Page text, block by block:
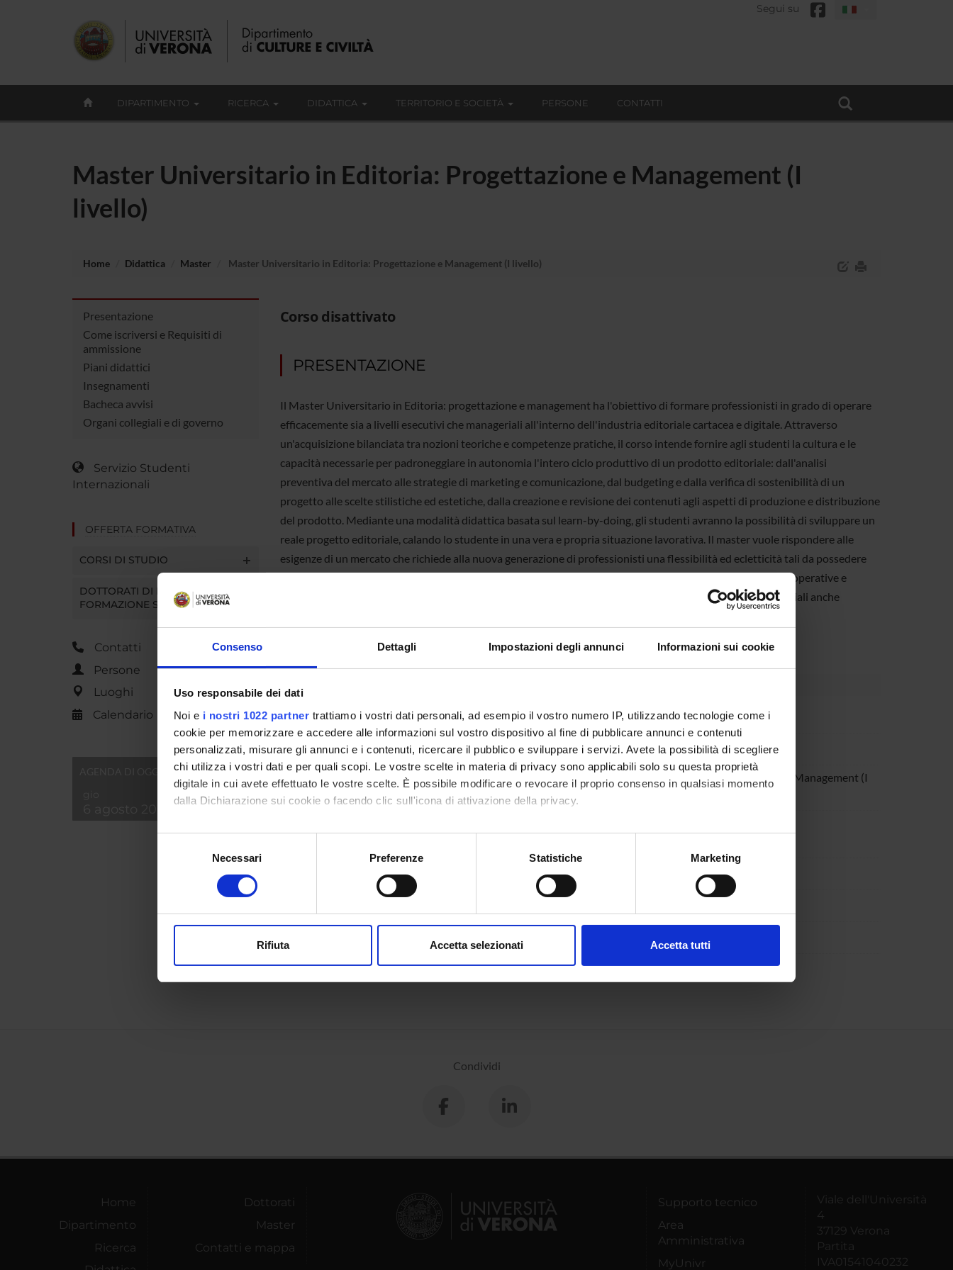
Consenso Dettagli Impostazioni degli annunci Informazioni sui cookie
Uso responsabile dei dati
Noi e i nostri 1022 partner trattiamo i vostri dati personali, ad esempio il vostro numero IP, utilizzando tecnologie come i
cookie per memorizzare e accedere alle informazioni sul vostro dispositivo al fine di pubblicare annunci e contenuti
personalizzati, misurare gli annunci e i contenuti, ricercare il pubblico e sviluppare i servizi. Avete la possibilità di scegliere
chi utilizza i vostri dati e per quali scopi. Le vostre scelte in materia di privacy sono applicabili solo su questa proprietà
digitale in cui avete effettuato le vostre scelte. È possibile modificare o revocare il proprio consenso in qualsiasi momento
dalla Dichiarazione sui cookie o facendo clic sull'icona di attivazione della privacy.
Con il tuo consenso, vorremmo anche:
raccogliere informazioni sulla tua posizione geografica, con un'approssimazione di qualche metro,
digitali).
modificare o ritirare il tuo consenso in qualsiasi momento dalla Dichiarazione sui cookie.
Necessari Preferenze Statistiche Marketing
Rifiuta Accetta selezionati Accetta tutti
Segui su
DIPARTIMENTO RICERCA DIDATTICA TERRITORIO E SOCIETÀ PERSONE CONTATTI
Master Universitario in Editoria: Progettazione e Management (I
livello)
Home Didattica Master Master Universitario in Editoria: Progettazione e Management (I livello)
Presentazione
Come iscriversi e Requisiti di
ammissione
Piani didattici
Insegnamenti
Bacheca avvisi
Organi collegiali e di governo
Servizio Studenti
Internazionali
OFFERTA FORMATIVA
CORSI DI STUDIO
DOTTORATI DI RICERCA E
FORMAZIONE SUPERIORE
Contatti
Persone
Luoghi
Calendario
Corso disattivato
PRESENTAZIONE
Il Master Universitario in Editoria: progettazione e management ha l'obiettivo di formare professionisti in grado di operare
efficacemente sia a livelli esecutivi che manageriali all'interno dell'industria editoriale cartacea e digitale. Attraverso
un'acquisizione bilanciata tra nozioni teoriche e competenze pratiche, il corso intende fornire agli studenti la cultura e le
capacità necessarie per padroneggiare in autonomia l'intero ciclo produttivo di un prodotto editoriale: dall'analisi
preventiva del mercato alle strategie di marketing e comunicazione, dal budgeting e dalla verifica di sostenibilità di un
progetto alle scelte stilistiche ed estetiche, dalla creazione e revisione dei contenuti agli aspetti di produzione e distribuzione
del prodotto. Mediante una modalità didattica basata sul learn-by-doing, gli studenti avranno la possibilità di sviluppare un
reale progetto editoriale, calando lo studente in una vera e propria situazione lavorativa. Il master vuole rispondere alle
esigenze di un mercato che richiede alla nuova generazione di professionisti una flessibilità ed ecletticità tali da possedere
oltre che una preparazione interdisciplinare di qualità e una visione strategica del mercato, anche capacità operative e
conoscenze tecnologiche per essere in grado di capire, realizzare e gestire con indipendenza progetti editoriali anche
Tipo di corso Master
Durata 1 Anno
Organo di controllo
Comitato Scientifico del Master Universitario in Editoria: Progettazione e Management (I
Area disciplinare Lettere, Arti e Comunicazione
Condividi
Home
Dipartimento
Ricerca
Dottorati
Master
Contatti e mappa
Supporto tecnico
Area
Amministrativa
MyUnivr
Viale dell'Università
4
37129 Verona
Partita
IVA01541040232